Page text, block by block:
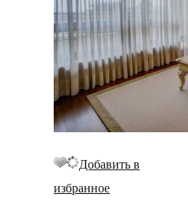
Добавить в
избранное